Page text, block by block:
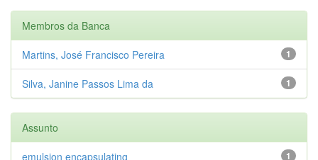
Membros da Banca
1
Martins, José Francisco Pereira
1
Silva, Janine Passos Lima da
Assunto
1
emulsion encapsulating